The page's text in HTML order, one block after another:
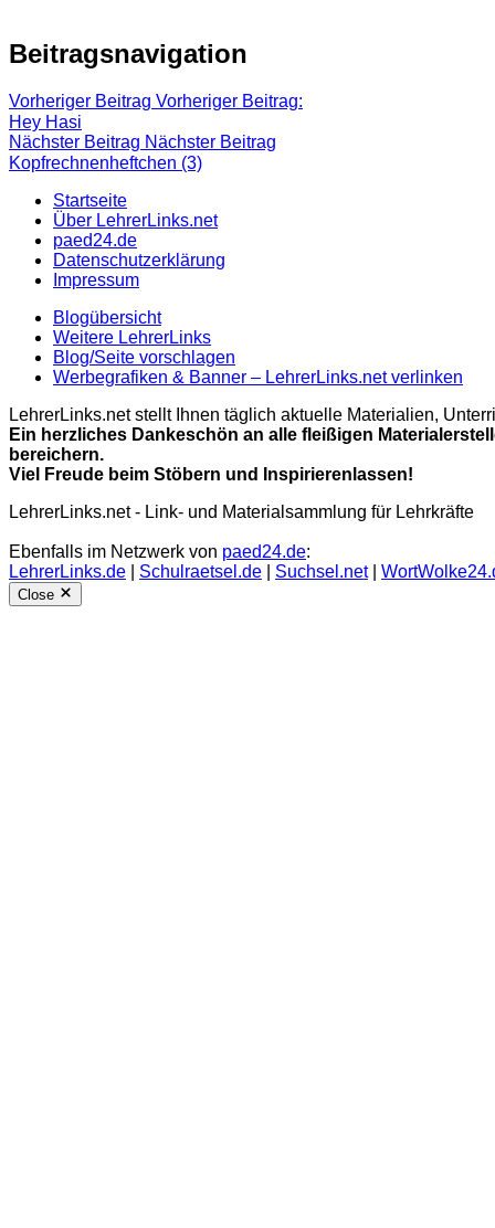
Beitragsnavigation
Vorheriger Beitrag Vorheriger Beitrag:
Hey Hasi
Nächster Beitrag Nächster Beitrag
Kopfrechnenheftchen (3)
Startseite
Über LehrerLinks.net
paed24.de
Datenschutzerklärung
Impressum
Blogübersicht
Weitere LehrerLinks
Blog/Seite vorschlagen
Werbegrafiken & Banner – LehrerLinks.net verlinken
LehrerLinks.net stellt Ihnen täglich aktuelle Materialien,
Ein herzliches Dankeschön an alle fleißigen
bereichern.
Viel Freude beim Stöbern und Inspirierenlassen!
LehrerLinks.net - Link- und Materialsammlung für Lehrkräfte
Ebenfalls im Netzwerk von paed24.de:
LehrerLinks.de
Schulraetsel.de Suchsel.net|
Close